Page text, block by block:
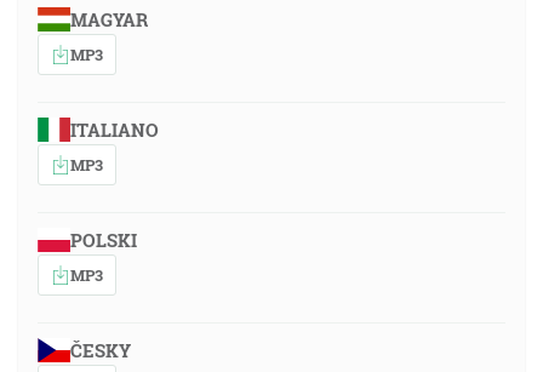
MAGYAR
MP3
ITALIANO
MP3
POLSKI
MP3
ČESKY